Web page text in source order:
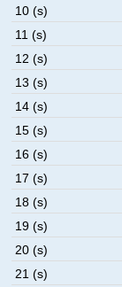
10 (s)
11 (s)
12 (s)
13 (s)
14 (s)
15 (s)
16 (s)
17 (s)
18 (s)
19 (s)
20 (s)
21 (s)